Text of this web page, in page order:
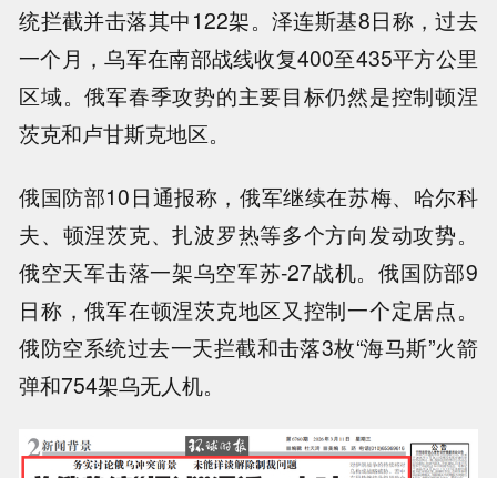
统拦截并击落其中122架。泽连斯基8日称，过去
一个月，乌军在南部战线收复400至435平方公里
区域。俄军春季攻势的主要目标仍然是控制顿涅
茨克和卢甘斯克地区。
俄国防部10日通报称，俄军继续在苏梅、哈尔科
夫、顿涅茨克、扎波罗热等多个方向发动攻势。
俄空天军击落一架乌空军苏-27战机。俄国防部9
日称，俄军在顿涅茨克地区又控制一个定居点。
俄防空系统过去一天拦截和击落3枚“海马斯”火箭
弹和754架乌无人机。